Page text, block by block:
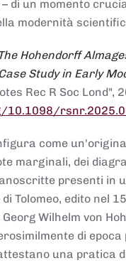
di un momento
modernità
The Hohendorff
Study in Early
Rec R Soc Lond",
10.1098/
come
marginali, dei
presenti in
Tolomeo, edito nel
Wilhelm von
di epoca
una pratica